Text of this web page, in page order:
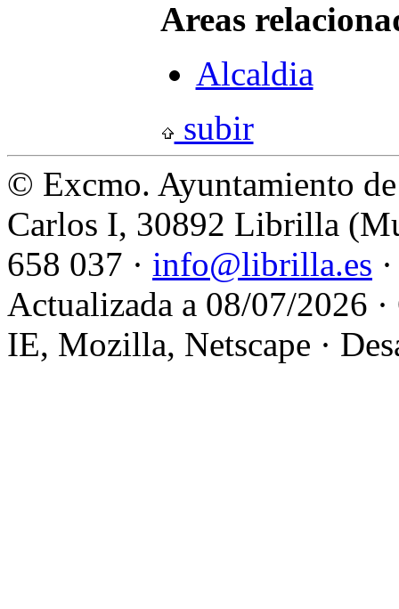
Areas
Alcaldia
subir
© Excmo. Ayuntamiento
Carlos I, 30892 Librilla
658 037 · info@librilla.es
Actualizada a 08/07/2026
IE, Mozilla, Netscape ·